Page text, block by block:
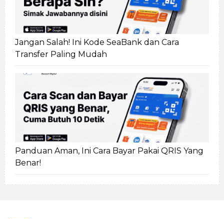
Jangan Salah! Ini Kode SeaBank dan Cara
Transfer Paling Mudah
Panduan Aman, Ini Cara Bayar Pakai QRIS Yang
Benar!